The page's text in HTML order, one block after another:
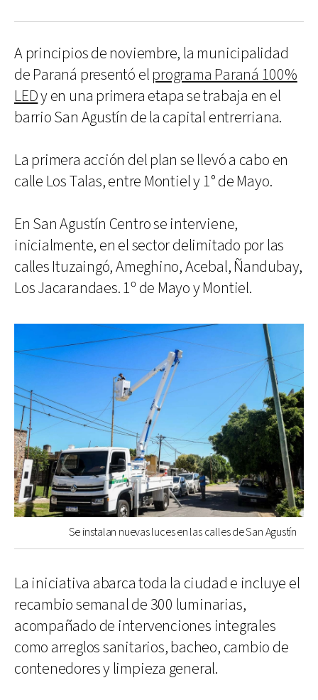
A principios de noviembre, la municipalidad
de Paraná presentó el programa Paraná 100%
LEDy en una primera etapa se trabaja en el
barrio San Agustín de la capital entrerriana.
La primera acción del plan se llevó a cabo en
calle Los Talas, entre Montiel y 1° de Mayo.
En San Agustín Centro se interviene,
inicialmente, en el sector delimitado por las
calles Ituzaingó, Ameghino, Acebal, Ñandubay,
Los Jacarandaes. 1º de Mayo y Montiel.
Se instalan nuevas luces en las calles de San Agustín
La iniciativa abarca toda la ciudad e incluye el
recambio semanal de 300 luminarias,
acompañado de intervenciones integrales
como arreglos sanitarios, bacheo, cambio de
contenedores y limpieza general.